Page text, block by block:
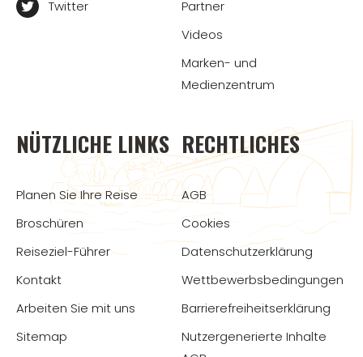
Twitter
Partner
Videos
Marken- und
Medienzentrum
NÜTZLICHE LINKS
Planen Sie Ihre Reise
Broschüren
Reiseziel-Führer
Kontakt
Arbeiten Sie mit uns
Sitemap
RECHTLICHES
AGB
Cookies
Datenschutzerklärung
Wettbewerbsbedingungen
Barrierefreiheitserklärung
Nutzergenerierte Inhalte